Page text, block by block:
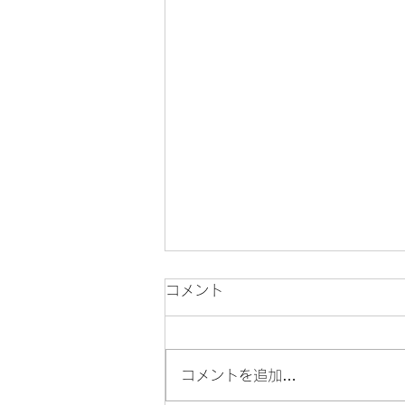
コメント
コメントを追加…